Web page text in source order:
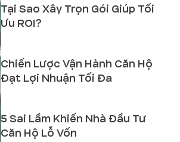
Tại Sao Xây Trọn Gói Giúp Tối
Ưu ROI?
Chiến Lược Vận Hành Căn Hộ
Đạt Lợi Nhuận Tối Đa
5 Sai Lầm Khiến Nhà Đầu Tư
Căn Hộ Lỗ Vốn